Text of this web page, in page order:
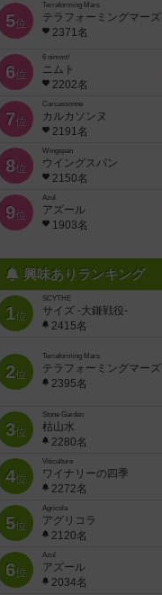
5位
Terraforming Mars
テラフォーミングマーズ
2371名
6位
6 nimmt!
ニムト
2202名
7位
Carcassonne
カルカソンヌ
2191名
8位
Wingspan
ウイングスパン
2150名
9位
Azul
アズール
1903名
興味ありランキング
1位
SCYTHE
サイズ -大鎌戦役-
2415名
2位
Terraforming Mars
テラフォーミングマーズ
2395名
3位
Stone Garden
枯山水
2280名
4位
Viticulture
ワイナリーの四季
2272名
5位
Agricola
アグリコラ
2120名
6位
Azul
アズール
2034名